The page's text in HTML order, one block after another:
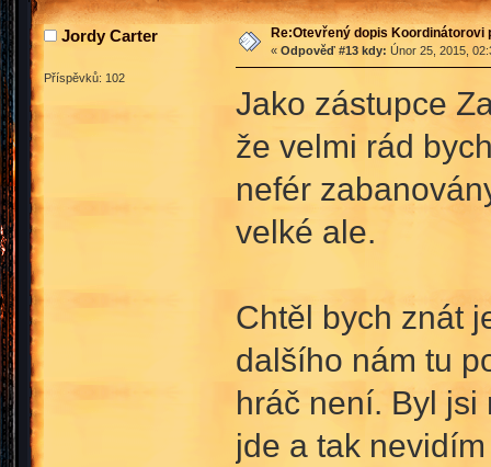
Jordy Carter
Příspěvků: 102
Re:Otevřený dopis Koordinátorovi
« Odpověď #13 kdy: Únor 25, 2015,
Jako zástupce
že velmi rád
nefér
velké ale.
Chtěl bych znát
dalšího nám tu
hráč není. Byl
jde a tak